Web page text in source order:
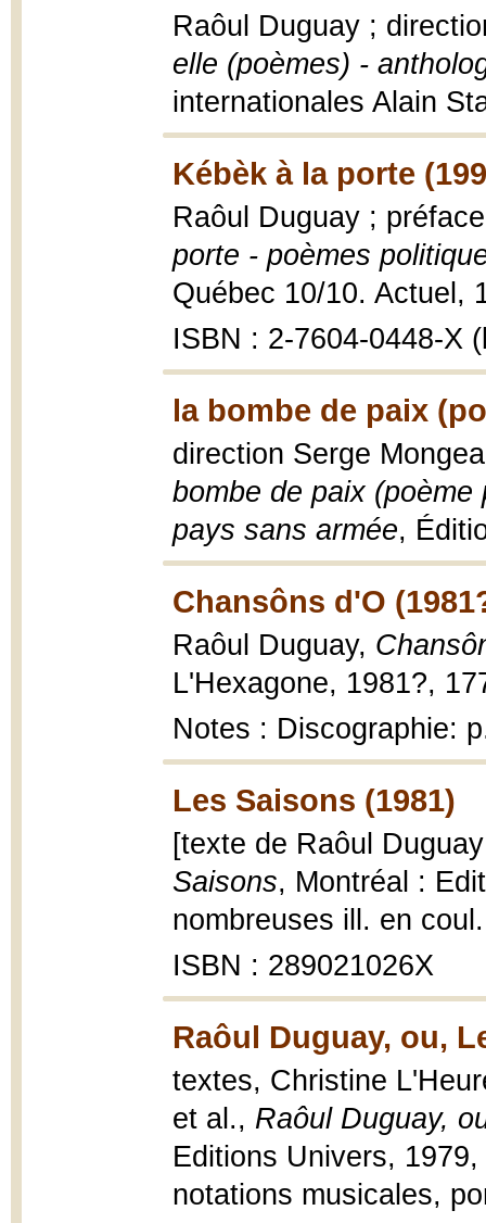
Raôul Duguay ;
elle (poèmes) -
internationales Alain
Kébèk à la porte
Raôul Duguay ;
porte - poèmes
Québec 10/10. Actuel,
ISBN : 2-7604-0448-X
la bombe de paix
direction Serge
bombe de paix
pays sans armée,
Chansôns d'O
Raôul Duguay,
L'Hexagone, 1981?,
Notes : Discographie:
Les Saisons (1981)
[texte de Raôul
Saisons, Montréal :
nombreuses ill. en
ISBN : 289021026X
Raôul Duguay, ou,
textes, Christine
et al., Raôul Duguay,
Editions Univers,
notations musicales,